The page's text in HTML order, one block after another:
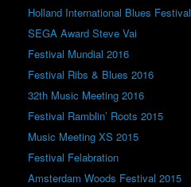
Holland International Blues Festival
SEGA Award Steve Vai
Festival Mundial 2016
Festival Ribs & Blues 2016
32th Music Meeting 2016
Festival Ramblin’ Roots 2015
Music Meeting XS 2015
Festival Felabration
Amsterdam Woods Festival 2015